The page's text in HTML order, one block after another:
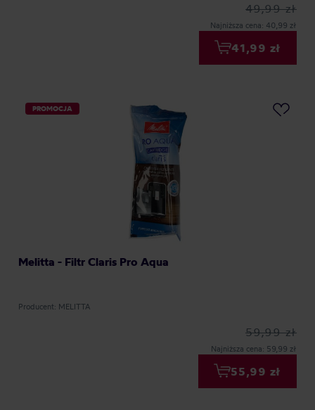
49,99 zł
Najniższa cena: 40,99 zł
41,99 zł
PROMOCJA
Melitta - Filtr Claris Pro Aqua
Producent: MELITTA
59,99 zł
Najniższa cena: 59,99 zł
55,99 zł